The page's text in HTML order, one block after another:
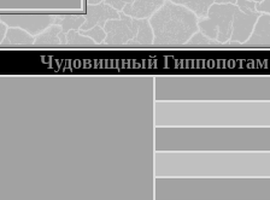
Чудовищный Гиппопотам